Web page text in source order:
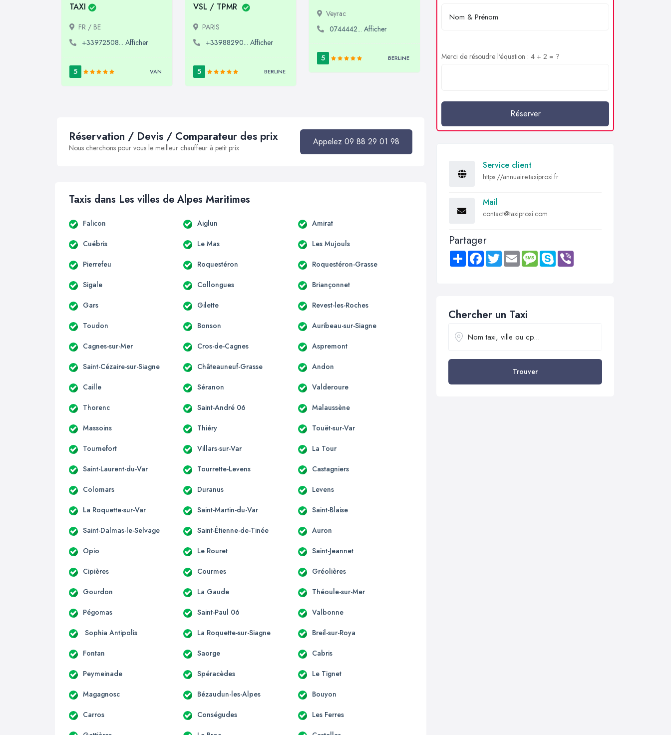
TAXI
FR / BE
+33972508... Afficher
5 VAN
VSL / TPMR
PARIS
+33988290... Afficher
5 BERLINE
Veyrac
0744442... Afficher
5 BERLINE
Réservation / Devis / Comparateur des prix
Nous cherchons pour vous le meilleur chauffeur à petit prix
Appelez 09 88 29 01 98
Taxis dans Les villes de Alpes Maritimes
Falicon Aiglun Amirat
Cuébris Le Mas Les Mujouls
Pierrefeu Roquestéron Roquestéron-Grasse
Sigale Collongues Briançonnet
Gars Gilette Revest-les-Roches
Toudon Bonson Auribeau-sur-Siagne
Cagnes-sur-Mer Cros-de-Cagnes Aspremont
Saint-Cézaire-sur-Siagne Châteauneuf-Grasse Andon
Caille Séranon Valderoure
Thorenc Saint-André 06 Malaussène
Massoins Thiéry Touët-sur-Var
Tournefort Villars-sur-Var La Tour
Saint-Laurent-du-Var Tourrette-Levens Castagniers
Colomars Duranus Levens
La Roquette-sur-Var Saint-Martin-du-Var Saint-Blaise
Saint-Dalmas-le-Selvage Saint-Étienne-de-Tinée Auron
Opio Le Rouret Saint-Jeannet
Cipières Courmes Gréolières
Gourdon La Gaude Théoule-sur-Mer
Pégomas Saint-Paul 06 Valbonne
Sophia Antipolis La Roquette-sur-Siagne Breil-sur-Roya
Fontan Saorge Cabris
Peymeinade Spéracèdes Le Tignet
Magagnosc Bézaudun-les-Alpes Bouyon
Carros Conségudes Les Ferres
Merci de résoudre l'équation : 4 + 2 = ?
Réserver
Service client
https://annuaire.taxiproxi.fr
Mail
contact@taxiproxi.com
Partager
Share FacebookTwitter Email MessageSkype
Chercher un Taxi
Trouver